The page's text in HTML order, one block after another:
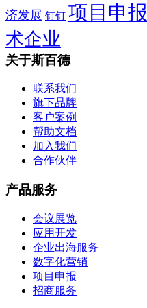
济发展 钉钉 项目申报
术企业
关于斯百德
联系我们
旗下品牌
客户案例
帮助文档
加入我们
合作伙伴
产品服务
会议展览
应用开发
企业出海服务
数字化营销
项目申报
招商服务